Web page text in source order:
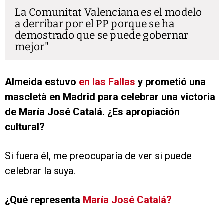
La Comunitat Valenciana es el modelo
a derribar por el PP porque se ha
demostrado que se puede gobernar
mejor
Almeida estuvo en las Fallas y prometió una
mascletà en Madrid para celebrar una victoria
de María José Catalá. ¿Es apropiación
cultural?
Si fuera él, me preocuparía de ver si puede
celebrar la suya.
¿Qué representa María José Catalá?